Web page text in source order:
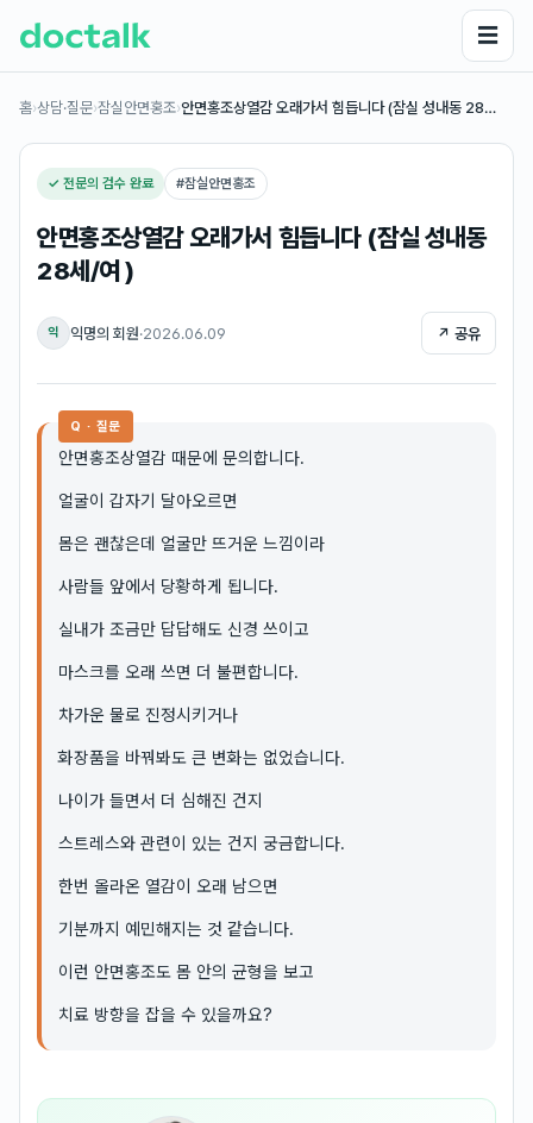
☰
홈›상담·질문›잠실안면홍조›안면홍조상열감 오래가서 힘듭니다 (잠실 성내동 28…
✓ 전문의 검수 완료 #잠실안면홍조
안면홍조상열감 오래가서 힘듭니다 (잠실 성내동
28세/여 )
익 익명의 회원·2026.06.09 ↗ 공유
Q · 질문
안면홍조상열감 때문에 문의합니다.
얼굴이 갑자기 달아오르면
몸은 괜찮은데 얼굴만 뜨거운 느낌이라
사람들 앞에서 당황하게 됩니다.
실내가 조금만 답답해도 신경 쓰이고
마스크를 오래 쓰면 더 불편합니다.
차가운 물로 진정시키거나
화장품을 바꿔봐도 큰 변화는 없었습니다.
나이가 들면서 더 심해진 건지
스트레스와 관련이 있는 건지 궁금합니다.
한번 올라온 열감이 오래 남으면
기분까지 예민해지는 것 같습니다.
이런 안면홍조도 몸 안의 균형을 보고
치료 방향을 잡을 수 있을까요?